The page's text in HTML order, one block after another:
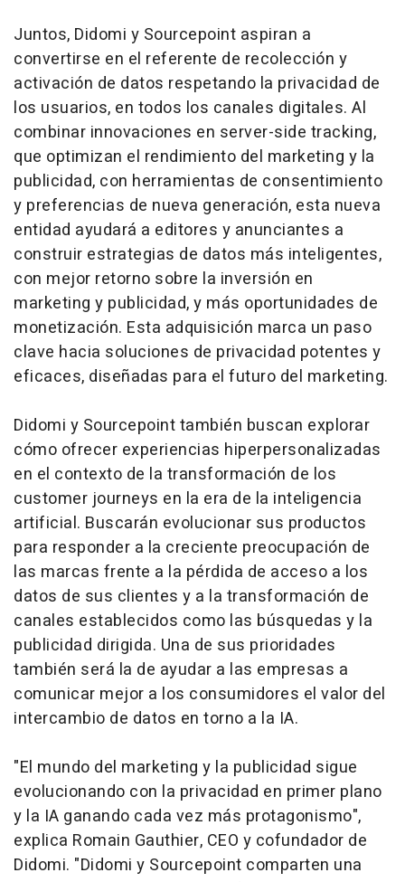
Juntos, Didomi y Sourcepoint aspiran a
convertirse en el referente de recolección y
activación de datos respetando la privacidad de
los usuarios, en todos los canales digitales. Al
combinar innovaciones en server-side tracking,
que optimizan el rendimiento del marketing y la
publicidad, con herramientas de consentimiento
y preferencias de nueva generación, esta nueva
entidad ayudará a editores y anunciantes a
construir estrategias de datos más inteligentes,
con mejor retorno sobre la inversión en
marketing y publicidad, y más oportunidades de
monetización. Esta adquisición marca un paso
clave hacia soluciones de privacidad potentes y
eficaces, diseñadas para el futuro del marketing.
Didomi y Sourcepoint también buscan explorar
cómo ofrecer experiencias hiperpersonalizadas
en el contexto de la transformación de los
customer journeys en la era de la inteligencia
artificial. Buscarán evolucionar sus productos
para responder a la creciente preocupación de
las marcas frente a la pérdida de acceso a los
datos de sus clientes y a la transformación de
canales establecidos como las búsquedas y la
publicidad dirigida. Una de sus prioridades
también será la de ayudar a las empresas a
comunicar mejor a los consumidores el valor del
intercambio de datos en torno a la IA.
"El mundo del marketing y la publicidad sigue
evolucionando con la privacidad en primer plano
y la IA ganando cada vez más protagonismo",
explica Romain Gauthier, CEO y cofundador de
Didomi. "Didomi y Sourcepoint comparten una